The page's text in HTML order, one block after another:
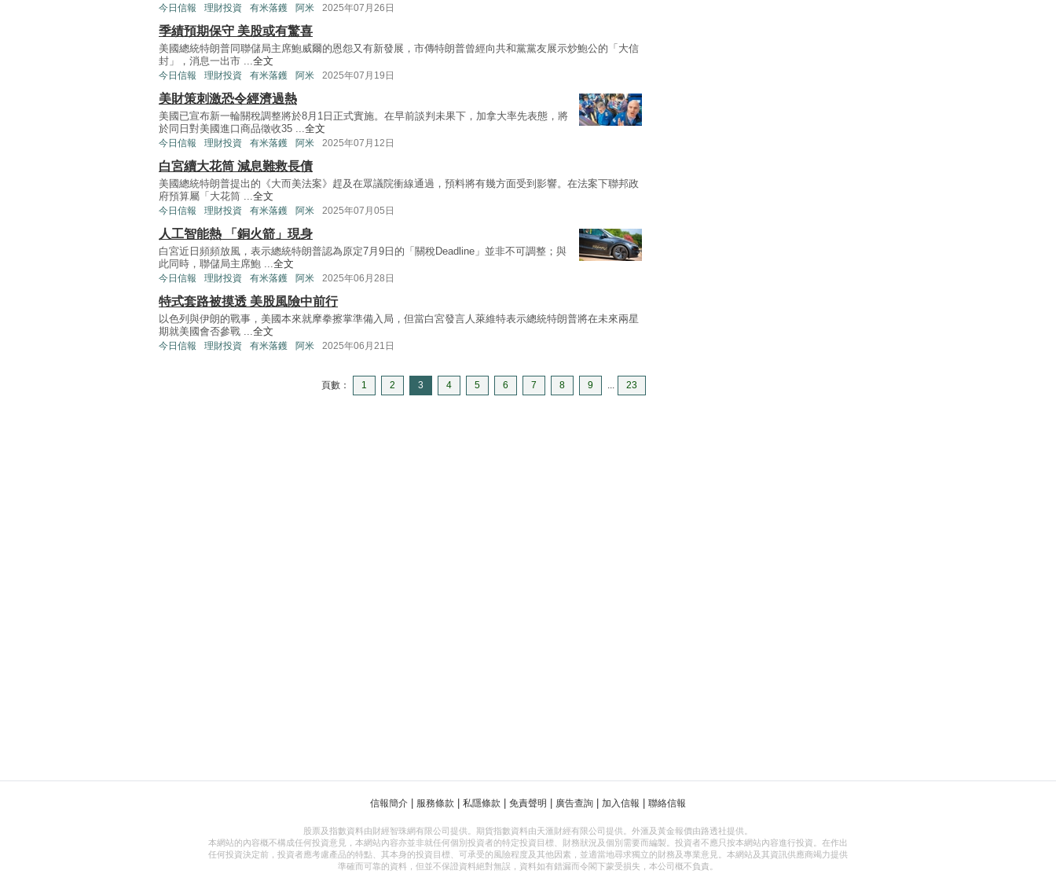
今日信報 理財投資 有米落鑊 阿米 2025年07月26日
季績預期保守 美股或有驚喜
美國總統特朗普同聯儲局主席鮑威爾的恩怨又有新發展，市傳特朗普曾經向共和黨黨友展示炒鮑公的「大信
封」，消息一出市 ... 全文
今日信報 理財投資 有米落鑊 阿米 2025年07月19日
美財策刺激恐令經濟過熱
美國已宣布新一輪關稅調整將於8月1日正式實施。在早前談判未果下，加拿大率先表態，將
於同日對美國進口商品徵收35 ... 全文
今日信報 理財投資 有米落鑊 阿米 2025年07月12日
白宮續大花筒 減息難救長債
美國總統特朗普提出的《大而美法案》趕及在眾議院衝線通過，預料將有幾方面受到影響。在法案下聯邦政
府預算屬「大花筒 ... 全文
今日信報 理財投資 有米落鑊 阿米 2025年07月05日
人工智能熱 「銅火箭」現身
白宮近日頻頻放風，表示總統特朗普認為原定7月9日的「關稅Deadline」並非不可調整；與
此同時，聯儲局主席鮑 ... 全文
今日信報 理財投資 有米落鑊 阿米 2025年06月28日
特式套路被摸透 美股風險中前行
以色列與伊朗的戰事，美國本來就摩拳擦掌準備入局，但當白宮發言人萊維特表示總統特朗普將在未來兩星
期就美國會否參戰 ... 全文
今日信報 理財投資 有米落鑊 阿米 2025年06月21日
頁數： 1 2 3 4 5 6 7 8 9 23
信報簡介 | 服務條款 | 私隱條款 | 免責聲明 | 廣告查詢 | 加入信報 | 聯絡信報
股票及指數資料由財經智珠網有限公司提供。期貨指數資料由天滙財經有限公司提供。外滙及黃金報價由路透社提供。
本網站的內容概不構成任何投資意見，本網站內容亦並非就任何個別投資者的特定投資目標、財務狀況及個別需要而編製。投資者不應只按本網站內容進行投資。在作出
任何投資決定前，投資者應考慮產品的特點、其本身的投資目標、可承受的風險程度及其他因素，並適當地尋求獨立的財務及專業意見。本網站及其資訊供應商竭力提供
準確而可靠的資料，但並不保證資料絕對無誤，資料如有錯漏而令閣下蒙受損失，本公司概不負責。